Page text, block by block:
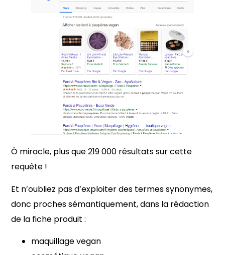
Ô miracle, plus que 219 000 résultats sur cette
requête !
Et n’oubliez pas d’exploiter des termes synonymes,
donc proches sémantiquement, dans la rédaction
de la fiche produit :
maquillage vegan